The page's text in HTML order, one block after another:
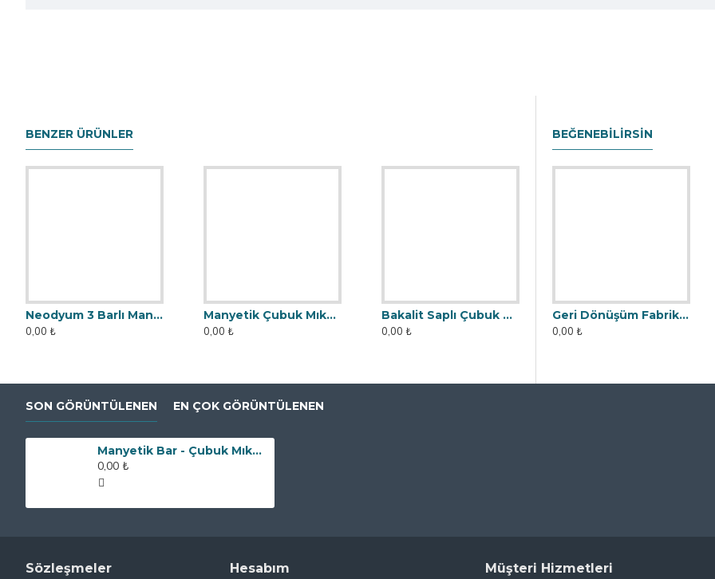
BENZER ÜRÜNLER
Neodyum 3 Barlı Manyetik Elek Mıknatıs Seperatör
0,00 ₺
Manyetik Çubuk Mıknatıs - 25x140 mm - 10.000 Gauss Gücü
0,00 ₺
Bakalit Saplı Çubuk Mıknatıs - Ø25x90 mm - 10.000 Gauss Manyetik Güç
0,00 ₺
Bakalit Saplı Manyetik Çubuk Mıknatıs - Ø25x140 mm - Yüksek Gauss Gücü
0,00 ₺
BEĞENEBILIRSIN
Geri Dönüşüm Fabrikası İçin Kolay Temizlenebilir Neodyum Elek Mıknatıs
0,00 ₺
SON GÖRÜNTÜLENEN EN ÇOK GÖRÜNTÜLENEN
Manyetik Bar - Çubuk Mıknatıs - 32x90 mm - Çift Tarafı Vidalı
0,00 ₺
Sözleşmeler Hesabım Müşteri Hizmetleri